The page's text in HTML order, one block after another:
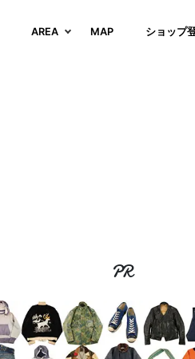
AREA MAP ショップ
PR